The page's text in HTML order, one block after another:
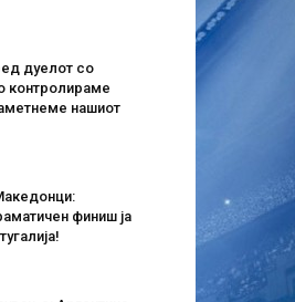
дуелот со
контролираме
нашиот
финиш ја